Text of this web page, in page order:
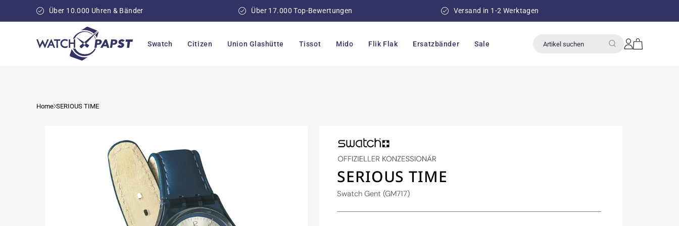
Über 10.000 Uhren & Bänder Über 17.000 Top-Bewertungen Versand in 1-2 Werktagen
Swatch Citizen Union Glashütte Tissot Mido Flik Flak Ersatzbänder Sale Artikel suchen Einloggen
Warenkorb
Home SERIOUS TIME
SERIOUS TIME
Swatch Gent (GM717)